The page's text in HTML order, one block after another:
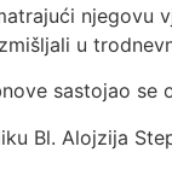
u
sastojao
Bl. Alojzija